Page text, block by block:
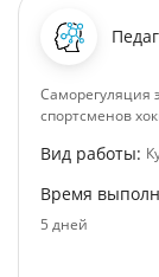
Саморегуляция
спортсменов
Вид работы:
Время
5 дней